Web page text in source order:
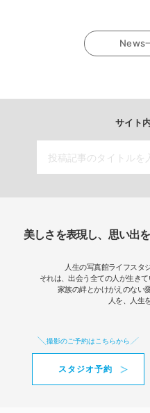
News
サイト
美しさを表現し、思い出
人生の写真館ライフスタ
それは、出会う全ての人が生き
家族の絆とかけがえのない
人を、人生
撮影のご予約はこちらから
スタジオ予約